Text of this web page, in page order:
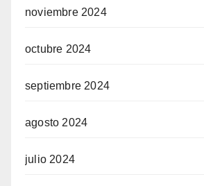
noviembre 2024
octubre 2024
septiembre 2024
agosto 2024
julio 2024